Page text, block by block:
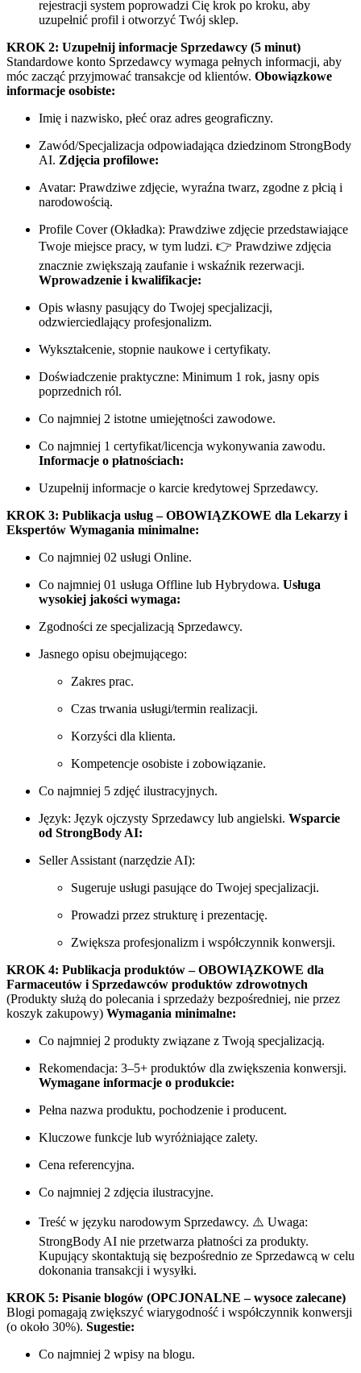
rejestracji system poprowadzi Cię krok po kroku, aby
uzupełnić profil i otworzyć Twój sklep.
KROK 2: Uzupełnij informacje Sprzedawcy (5 minut)
Standardowe konto Sprzedawcy wymaga pełnych informacji, aby
móc zacząć przyjmować transakcje od klientów. Obowiązkowe
informacje osobiste:
Imię i nazwisko, płeć oraz adres geograficzny.
Zawód/Specjalizacja odpowiadająca dziedzinom StrongBody
AI. Zdjęcia profilowe:
Avatar: Prawdziwe zdjęcie, wyraźna twarz, zgodne z płcią i
narodowością.
Profile Cover (Okładka): Prawdziwe zdjęcie przedstawiające
Twoje miejsce pracy, w tym ludzi. 👉 Prawdziwe zdjęcia
znacznie zwiększają zaufanie i wskaźnik rezerwacji.
Wprowadzenie i kwalifikacje:
Opis własny pasujący do Twojej specjalizacji,
odzwierciedlający profesjonalizm.
Wykształcenie, stopnie naukowe i certyfikaty.
Doświadczenie praktyczne: Minimum 1 rok, jasny opis
poprzednich ról.
Co najmniej 2 istotne umiejętności zawodowe.
Co najmniej 1 certyfikat/licencja wykonywania zawodu.
Informacje o płatnościach:
Uzupełnij informacje o karcie kredytowej Sprzedawcy.
KROK 3: Publikacja usług – OBOWIĄZKOWE dla Lekarzy i
Ekspertów Wymagania minimalne:
Co najmniej 02 usługi Online.
Co najmniej 01 usługa Offline lub Hybrydowa. Usługa
wysokiej jakości wymaga:
Zgodności ze specjalizacją Sprzedawcy.
Jasnego opisu obejmującego:
Zakres prac.
Czas trwania usługi/termin realizacji.
Korzyści dla klienta.
Kompetencje osobiste i zobowiązanie.
Co najmniej 5 zdjęć ilustracyjnych.
Język: Język ojczysty Sprzedawcy lub angielski. Wsparcie
od StrongBody AI:
Seller Assistant (narzędzie AI):
Sugeruje usługi pasujące do Twojej specjalizacji.
Prowadzi przez strukturę i prezentację.
Zwiększa profesjonalizm i współczynnik konwersji.
KROK 4: Publikacja produktów – OBOWIĄZKOWE dla
Farmaceutów i Sprzedawców produktów zdrowotnych
(Produkty służą do polecania i sprzedaży bezpośredniej, nie przez
koszyk zakupowy) Wymagania minimalne:
Co najmniej 2 produkty związane z Twoją specjalizacją.
Rekomendacja: 3–5+ produktów dla zwiększenia konwersji.
Wymagane informacje o produkcie:
Pełna nazwa produktu, pochodzenie i producent.
Kluczowe funkcje lub wyróżniające zalety.
Cena referencyjna.
Co najmniej 2 zdjęcia ilustracyjne.
Treść w języku narodowym Sprzedawcy. ⚠️ Uwaga:
StrongBody AI nie przetwarza płatności za produkty.
Kupujący skontaktują się bezpośrednio ze Sprzedawcą w celu
dokonania transakcji i wysyłki.
KROK 5: Pisanie blogów (OPCJONALNE – wysoce zalecane)
Blogi pomagają zwiększyć wiarygodność i współczynnik konwersji
(o około 30%). Sugestie:
Co najmniej 2 wpisy na blogu.